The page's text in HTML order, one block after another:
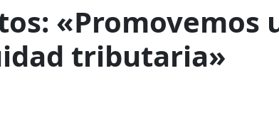
«Promovemos
tributaria»